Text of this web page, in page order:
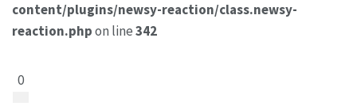
content/plugins/newsy-reaction/class.newsy-
reaction.phpon line342
0